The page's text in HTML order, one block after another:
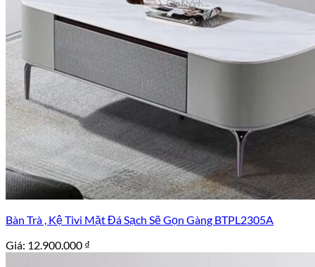
Bàn Trà , Kệ Tivi Mặt Đá Sạch Sẽ Gọn Gàng BTPL2305A
Giá: 12.900.000 ₫